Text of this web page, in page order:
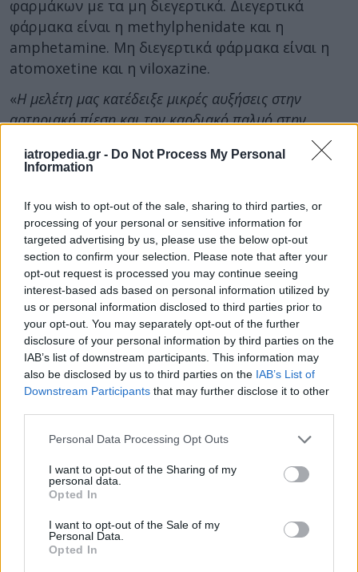
iatropedia.gr - Do Not Process My Personal
Information
If you wish to opt-out of the sale, sharing to third parties, or
processing of your personal or sensitive information for
targeted advertising by us, please use the below opt-out
section to confirm your selection. Please note that after your
opt-out request is processed you may continue seeing
interest-based ads based on personal information utilized by
us or personal information disclosed to third parties prior to
your opt-out. You may separately opt-out of the further
disclosure of your personal information by third parties on the
IAB’s list of downstream participants. This information may
also be disclosed by us to third parties on the IAB’s List of
Downstream Participants that may further disclose it to other
Personal Data Processing Opt Outs
I want to opt-out of the Sharing of my
personal data.
Opted In
I want to opt-out of the Sale of my
Personal Data.
Opted In
φαρμάκων με τα μη διεγερτικά. Διεγερτικά
φάρμακα είναι η methylphenidate και η
amphetamine. Μη διεγερτικά φάρμακα είναι η
atomoxetine και η viloxazine.
«Η μελέτη μας κατέδειξε μικρές αυξήσεις στην
αρτηριακή πίεση και τον καρδιακό παλμό στην
πλειονότητα των παιδιών με ΔΕΠΥ που έπαιρναν
αυτά τα φάρμακα», δήλωσε οεπιβλέπων
Παιδικής & Εφηβικής Ψυχιατρικής στο
Πανεπιστήμιο του Σάουθαμπτον.
Εν τούτοις, «τα φάρμακα παρέχουν σαφή οφέλη,
όσον αφορά τη βελτίωση στις ακαδημαϊκές επιδόσεις
και τη μείωση του κινδύνου θανάτου. Μολονότι, δε,
αυξάνουν λίγο τον κίνδυνο υπέρτασης, δεν
σχετίζονται με άλλες καρδιαγγειακές νόσους.
Επομένως, η αναλογία οφέλους-κινδύνου από αυτά
είναι καθησυχαστική», πρόσθεσε.
Ανάλογα ευρήματαείχε η μελέτηκαι στους
ενήλικες
. Επομένως και αυτοί πρέπει να
παρακολουθούνται προσεκτικά, όταν παίρνουν
φάρμακα για την ΔΕΠΥ.
Ανεξαρτήτως ηλικίας
πάσχουν από καρδιολογικό πρόβλημαπρέπει
να ενημερώνουν τον καρδιολόγο τους πριν